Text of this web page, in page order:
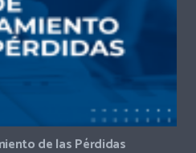
de las Pérdidas